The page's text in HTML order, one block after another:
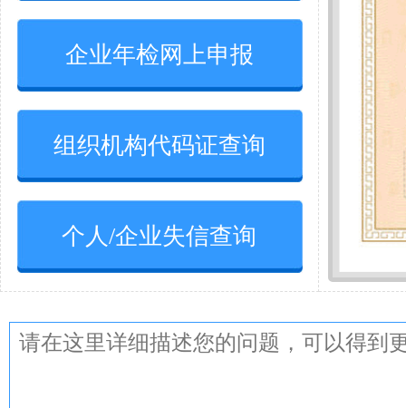
企业年检网上申报
组织机构代码证查询
个人/企业失信查询